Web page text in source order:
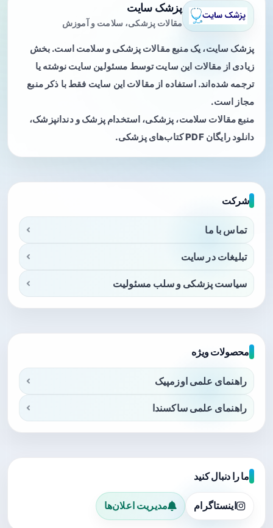
پزشک سایت
مقالات پزشکی، سلامت و آموزش
پزشک سایت، یک منبع مقالات پزشکی و سلامت است. بخش
زیادی از مقالات این سایت توسط مسئولین سایت نوشته یا
ترجمه شده‌اند. استفاده از مقالات این سایت فقط با ذکر منبع
مجاز است.
منبع مقالات سلامت، پزشکی، استخدام پزشک و دندانپزشک،
دانلود رایگان PDF کتاب‌های پزشکی.
شرکت
تماس با ما
تبلیغات در سایت
سیاست پزشکی و سلب مسئولیت
محصولات ویژه
راهنمای علمی اوزمپیک
راهنمای علمی ساکسندا
ما را دنبال کنید
اینستاگرام مدیریت اعلان‌ها